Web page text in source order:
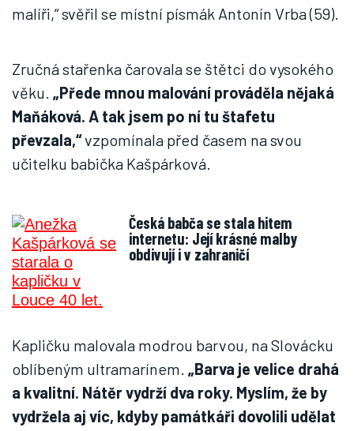
malíři,“ svěřil se místní písmák Antonín Vrba (59).
Zručná stařenka čarovala se štětci do vysokého
věku. „Přede mnou malování prováděla nějaká
Maňáková. A tak jsem po ní tu štafetu
převzala,“vzpomínala před časem na svou
učitelku babička Kašpárková.
Česká babča se stala hitem
internetu: Její krásné malby
obdivují i v zahraničí
Kapličku malovala modrou barvou, na Slovácku
oblíbeným ultramarínem. „Barva je velice drahá
a kvalitní. Nátěr vydrží dva roky. Myslím, že by
vydržela aj víc, kdyby památkáři dovolili udělat